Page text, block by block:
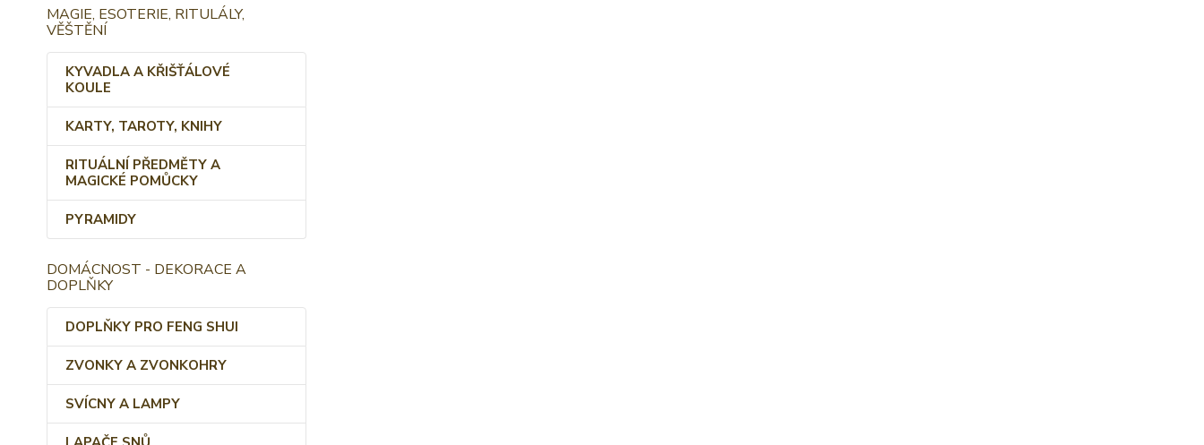
MAGIE, ESOTERIE, RITULÁLY,
VĚŠTĚNÍ
KYVADLA A KŘIŠŤÁLOVÉ
KOULE
KARTY, TAROTY, KNIHY
RITUÁLNÍ PŘEDMĚTY A
MAGICKÉ POMŮCKY
PYRAMIDY
DOMÁCNOST - DEKORACE A
DOPLŇKY
DOPLŇKY PRO FENG SHUI
ZVONKY A ZVONKOHRY
SVÍCNY A LAMPY